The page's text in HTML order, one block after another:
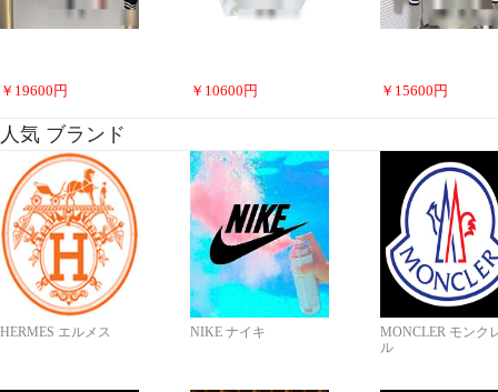
￥ 19600 円 ￥ 10600 円 ￥ 15600 円
人気 ブランド
HERMES エルメス NIKE ナイキ
MONCLER モンク
ル